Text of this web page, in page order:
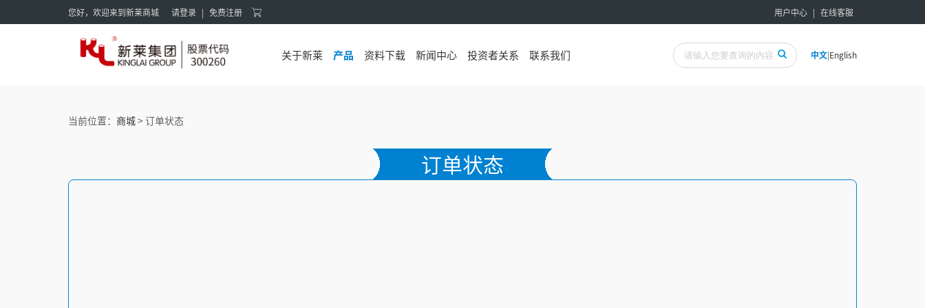
您好，欢迎来到新莱商城 请登录 | 免费注册 用户中心 | 在线客服
关于新莱 产品 资料下载 新闻中心 投资者关系 联系我们 中文|English
当前位置： 商城> 订单状态
订单状态